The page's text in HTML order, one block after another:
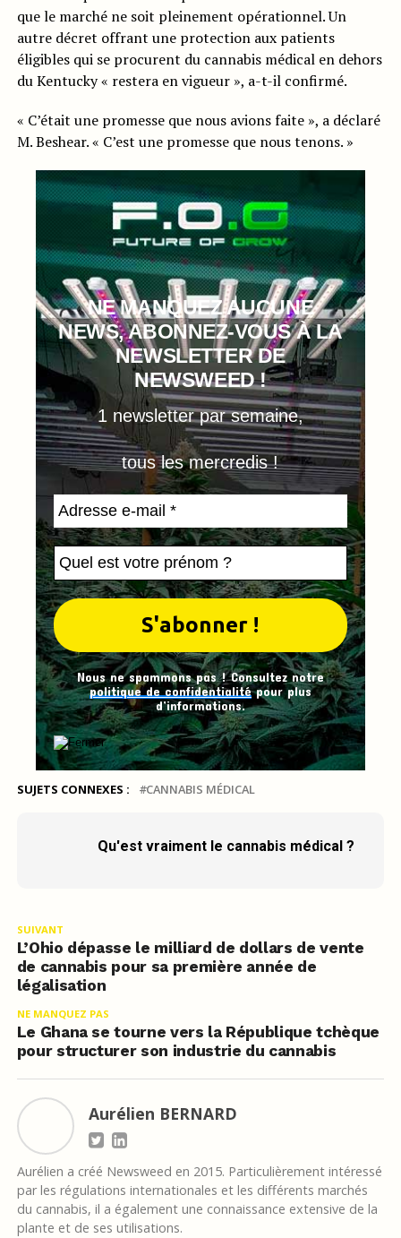
que le marché ne soit pleinement opérationnel. Un
autre décret offrant une protection aux patients
éligibles qui se procurent du cannabis médical en dehors
du Kentucky « restera en vigueur », a-t-il confirmé.
« C’était une promesse que nous avions faite », a déclaré
M. Beshear. « C’est une promesse que nous tenons. »
NE MANQUEZ AUCUNE
NEWS, ABONNEZ-VOUS À LA
NEWSLETTER DE
NEWSWEED !
1 newsletter par semaine,
tous les mercredis !
Nous ne spammons pas ! Consultez notre
politique de confidentialitépour plus
d’informations.
SUJETS CONNEXES : CANNABIS MÉDICAL
Qu'est vraiment le cannabis médical ?
SUIVANT
L’Ohio dépasse le milliard de dollars de vente
de cannabis pour sa première année de
légalisation
NE MANQUEZ PAS
Le Ghana se tourne vers la République tchèque
pour structurer son industrie du cannabis
Aurélien BERNARD
Aurélien a créé Newsweed en 2015. Particulièrement intéressé
par les régulations internationales et les différents marchés
du cannabis, il a également une connaissance extensive de la
plante et de ses utilisations.